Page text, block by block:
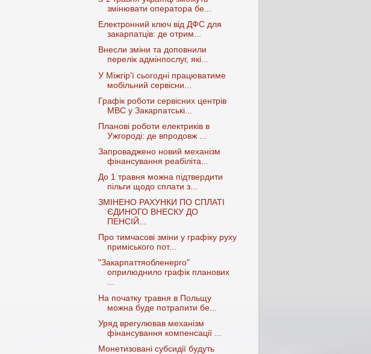
змінювати оператора бе...
Електронний ключ від ДФС для
закарпатців: де отрим...
Внесли зміни та доповнили
перелік адмінпослуг, які...
У Міжгір’ї сьогодні працюватиме
мобільний сервісни...
Графік роботи сервісних центрів
МВС у Закарпатські...
Планові роботи електриків в
Ужгороді: де впродовж ...
Запроваджено новий механізм
фінансування реабіліта...
До 1 травня можна підтвердити
пільги щодо сплати з...
ЗМІНЕНО РАХУНКИ ПО СПЛАТІ
ЄДИНОГО ВНЕСКУ ДО
ПЕНСІЙ...
Про тимчасові зміни у графіку руху
приміського пот...
"Закарпаттяобленерго"
оприлюднило графік планових
...
На початку травня в Польщу
можна буде потрапити бе...
Уряд врегулював механізм
фінансування компенсації ...
Монетизовані субсидії будуть